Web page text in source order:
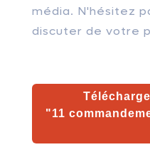
média. N'hésitez
discuter de votre
"11